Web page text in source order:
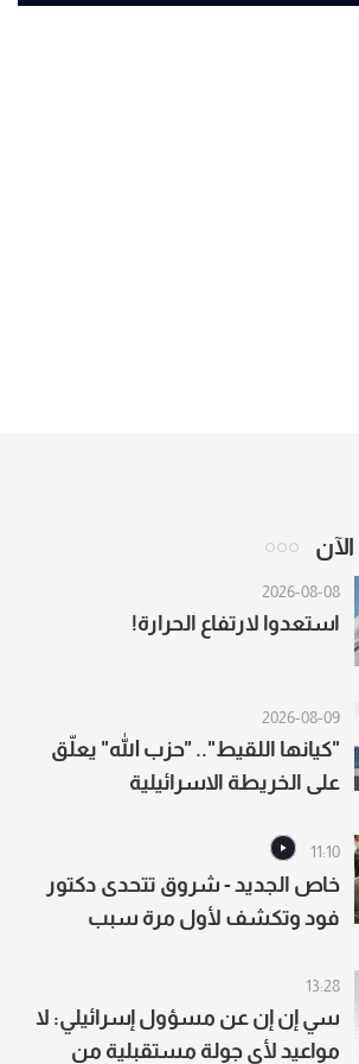
2026-08-08
استعدوا لارتفاع الحرارة!
2026-08-09
"كيانها اللقيط".. "حزب الله" يعلّق
على الخريطة الاسرائيلية
11:10
خاص الجديد - شروق تتحدى دكتور
فود وتكشف لأول مرة سبب
13:28
سي إن إن عن مسؤول إسرائيلي: لا
مواعيد لأي جولة مستقبلية من